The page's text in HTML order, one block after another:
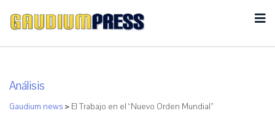
Análisis
Gaudium news > El Trabajo en el “Nuevo Orden Mundial”